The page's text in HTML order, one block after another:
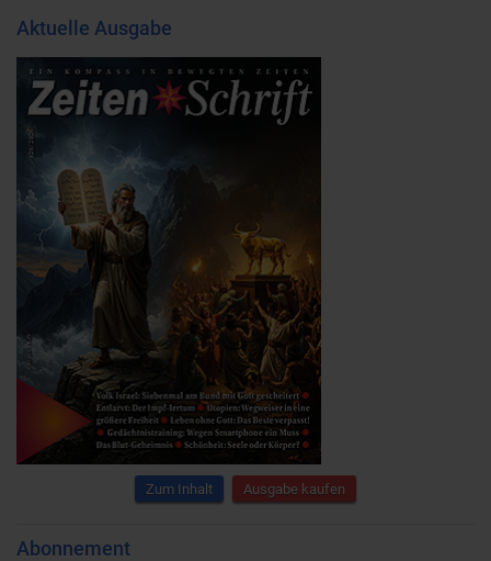
Aktuelle Ausgabe
Zum Inhalt Ausgabe kaufen
Abonnement